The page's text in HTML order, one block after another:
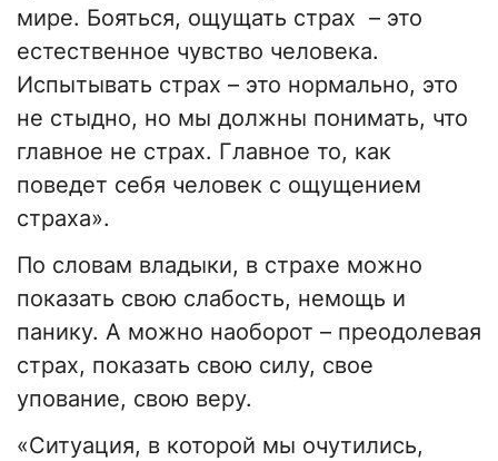
мире. Бояться, ощущать страх – это
естественное чувство человека.
Испытывать страх – это нормально, это
не стыдно, но мы должны понимать, что
главное не страх. Главное то, как
поведет себя человек с ощущением
страха».
По словам владыки, в страхе можно
показать свою слабость, немощь и
панику. А можно наоборот – преодолевая
страх, показать свою силу, свое
упование, свою веру.
«Ситуация, в которой мы очутились,